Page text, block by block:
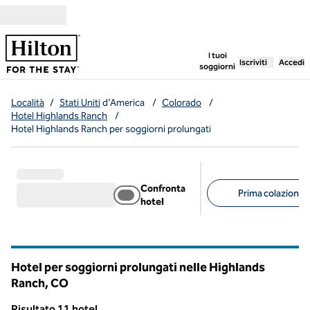
I tuoi
soggiorni
, apre una
Iscriviti Accedi
Località / Stati Unitid'America / Colorado
/
Hotel Highlands Ranch
/
Hotel Highlands Ranch per soggiorni prolungati
Confronta
hotel
Prima colazione
Hotel per soggiorni prolungati nelle Highlands
Ranch,CO